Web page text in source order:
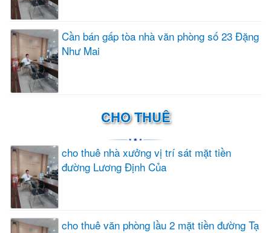
Cần bán gấp tòa nhà văn phòng số 23 Đặng
Như Mai
CHO THUÊ
cho thuê nhà xưởng vị trí sát mặt tiền
đường Lương Định Của
cho thuê văn phòng lầu 2 mặt tiền đường Tạ